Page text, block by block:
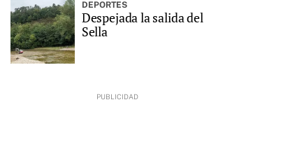
DEPORTES
Despejada la salida del
Sella